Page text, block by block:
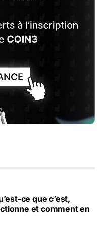
ce que c’est,
et comment en